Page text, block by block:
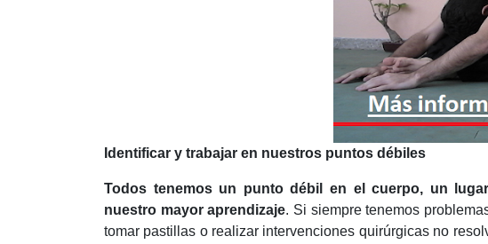
Identificar y trabajar en nuestros puntos débiles
Todos tenemos un punto débil en el cuerpo, un
nuestro mayor aprendizaje. Si siempre tenemos
tomar pastillas o realizar intervenciones quirúrgicas no